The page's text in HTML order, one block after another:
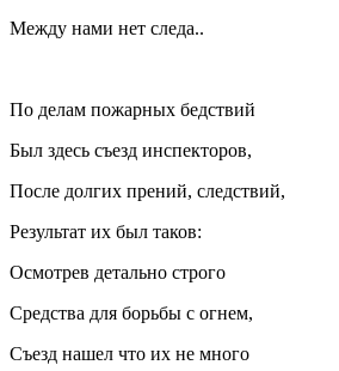
Между нами нет следа..
По делам пожарных бедствий
Был здесь съезд инспекторов,
После долгих прений, следствий,
Результат их был таков:
Осмотрев детально строго
Средства для борьбы с огнем,
Съезд нашел что их не много